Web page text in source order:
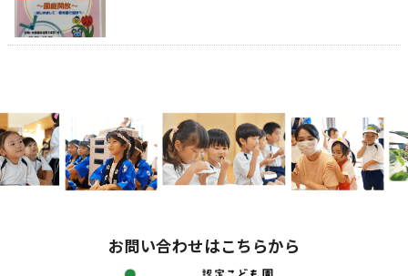
お問い合わせはこちらから